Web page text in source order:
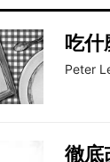
吃什
Peter
徹底